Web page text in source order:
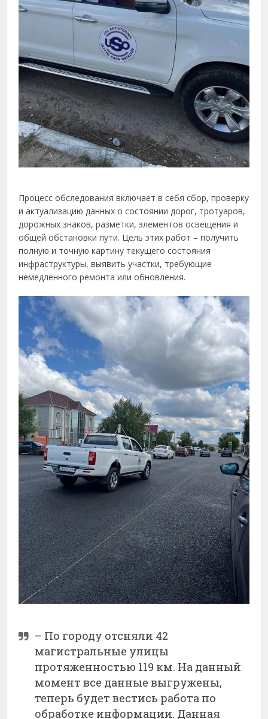
Процесс обследования включает в себя сбор, проверку
и актуализацию данных о состоянии дорог, тротуаров,
дорожных знаков, разметки, элементов освещения и
общей обстановки пути. Цель этих работ – получить
полную и точную картину текущего состояния
инфраструктуры, выявить участки, требующие
немедленного ремонта или обновления.
– По городу отсняли 42
магистральные улицы
протяженностью 119 км. На данный
момент все данные выгружены,
теперь будет вестись работа по
обработке информации. Данная